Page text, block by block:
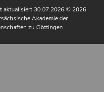
aktualisiert 30.07.2026© 2026
Akademie der
zu Göttingen